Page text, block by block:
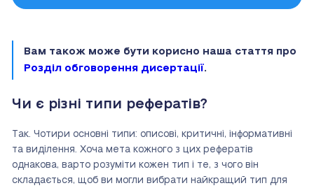
Вам також може бути корисно наша стаття про
Розділ обговорення дисертації.
Чи є різні типи рефератів?
Так. Чотири основні типи: описові, критичні, інформативні
та виділення. Хоча мета кожного з цих рефератів
однакова, варто розуміти кожен тип і те, з чого він
складається, щоб ви могли вибрати найкращий тип для